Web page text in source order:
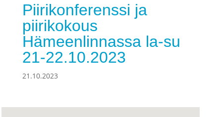
Piirikonferenssi ja
piirikokous
Hämeenlinnassa la-su
21-22.10.2023
21.10.2023